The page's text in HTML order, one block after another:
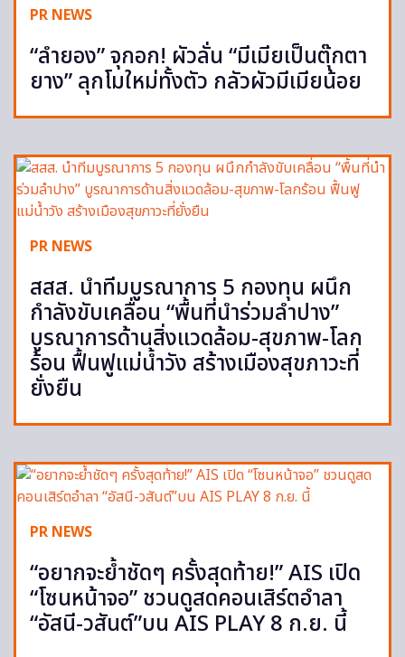
PR NEWS
“ลำยอง” จุกอก! ผัวลั่น “มีเมียเป็นตุ๊กตา
ยาง” ลุกโมใหม่ทั้งตัว กลัวผัวมีเมียน้อย
PR NEWS
สสส. นำทีมบูรณาการ 5 กองทุน ผนึก
กำลังขับเคลื่อน “พื้นที่นำร่วมลำปาง”
บูรณาการด้านสิ่งแวดล้อม-สุขภาพ-โลก
ร้อน ฟื้นฟูแม่น้ำวัง สร้างเมืองสุขภาวะที่
ยั่งยืน
PR NEWS
“อยากจะย้ำชัดๆ ครั้งสุดท้าย!” AIS เปิด
“โซนหน้าจอ” ชวนดูสดคอนเสิร์ตอำลา
“อัสนี-วสันต์”บน AIS PLAY 8 ก.ย. นี้